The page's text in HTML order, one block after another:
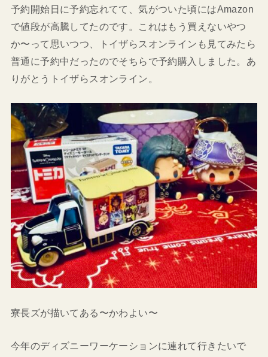
予約開始日に予約忘れてて、気がついた頃にはAmazon
で値段が高騰してたのです。これはもう買えないやつ
か〜って思いつつ、トイザらスオンラインも見てみたら
普通に予約中だったのでそちらで予約購入しました。あ
りがとうトイザらスオンライン。
寮長ズが描いてある〜かわよい〜
今年のディズニーワーケーションに連れて行きたいで